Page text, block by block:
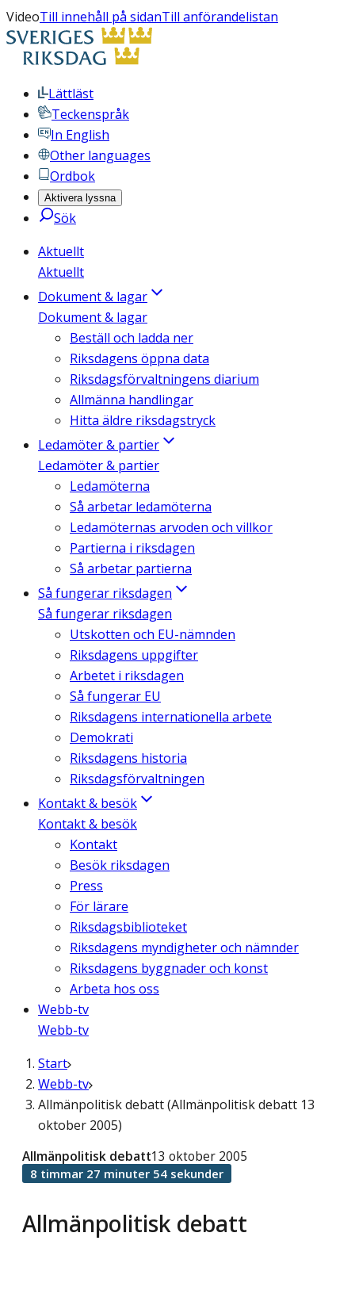
VideoTill innehåll på sidanTill anförandelistan
Lättläst
Teckenspråk
In English
Other languages
Ordbok
Aktivera lyssna
Sök
Aktuellt
Aktuellt
Dokument & lagar
Dokument & lagar
Beställ och ladda ner
Riksdagens öppna data
Riksdagsförvaltningens diarium
Allmänna handlingar
Hitta äldre riksdagstryck
Ledamöter & partier
Ledamöter & partier
Ledamöterna
Så arbetar ledamöterna
Ledamöternas arvoden och villkor
Partierna i riksdagen
Så arbetar partierna
Så fungerar riksdagen
Så fungerar riksdagen
Utskotten och EU-nämnden
Riksdagens uppgifter
Arbetet i riksdagen
Så fungerar EU
Riksdagens internationella arbete
Demokrati
Riksdagens historia
Riksdagsförvaltningen
Kontakt & besök
Kontakt & besök
Kontakt
Besök riksdagen
Press
För lärare
Riksdagsbiblioteket
Riksdagens myndigheter och nämnder
Riksdagens byggnader och konst
Arbeta hos oss
Webb-tv
Webb-tv
Start
Webb-tv
Allmänpolitisk debatt (Allmänpolitisk debatt 13
oktober 2005)
Allmänpolitisk debatt
Allmänpolitisk debatt13 oktober 2005
8 timmar 27 minuter 54 sekunder